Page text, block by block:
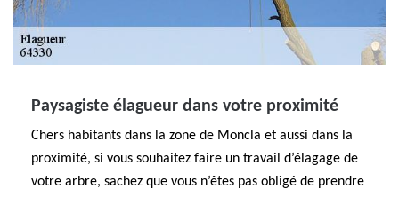
Paysagiste élagueur dans votre proximité
Chers habitants dans la zone de Moncla et aussi dans la
proximité, si vous souhaitez faire un travail d’élagage de
votre arbre, sachez que vous n’êtes pas obligé de prendre